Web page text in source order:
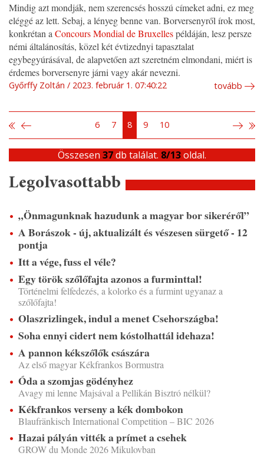
Mindig azt mondják, nem szerencsés hosszú címeket adni, ez meg
eléggé az lett. Sebaj, a lényeg benne van. Borversenyről írok most,
konkrétan a Concours Mondial de Bruxellespéldáján, lesz persze
némi általánosítás, közel két évtizednyi tapasztalat
egybegyúrásával, de alapvetően azt szeretném elmondani, miért is
érdemes borversenyre járni vagy akár nevezni.
Győrffy Zoltán 2023. február 1. 07:40:22 tovább
6 7 8 9 10
Összesen 37db találat. 8/13oldal.
Legolvasottabb
„Önmagunknak hazudunk a magyar bor sikeréről”
A Borászok - új, aktualizált és vészesen sürgető - 12
pontja
Itt a vége, fuss el véle?
Egy török szőlőfajta azonos a furminttal!
Történelmi felfedezés, a kolorko és a furmint ugyanaz a
szőlőfajta!
Olaszrizlingek, indul a menet Csehországba!
Soha ennyi cidert nem kóstolhattál idehaza!
A pannon kékszőlők császára
Az első magyar Kékfrankos Bormustra
Óda a szomjas gödényhez
Avagy mi lenne Majsával a Pellikán Bisztró nélkül?
Kékfrankos verseny a kék dombokon
Blaufränkisch International Competition – BIC 2026
Hazai pályán vitték a prímet a csehek
GROW du Monde 2026 Mikulovban